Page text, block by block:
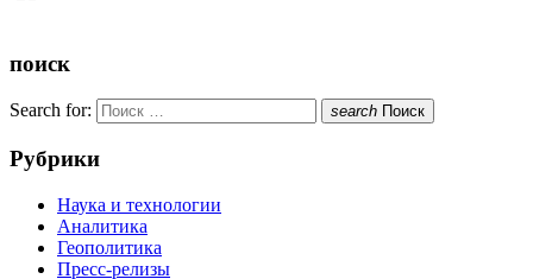
поиск
Search for: search Поиск
Рубрики
Наука и технологии
Аналитика
Геополитика
Пресс-релизы